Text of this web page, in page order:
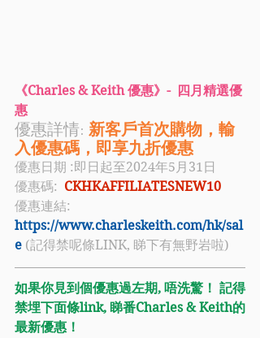
《Charles & Keith 優惠》- 四月精選優
惠
優惠詳情: 新客戶首次購物，輸
入優惠碼，即享九折優惠
優惠日期 :即日起至2024年5月31日
優惠碼: CKHKAFFILIATESNEW10
優惠連結:
https://www.charleskeith.com/hk/sal
e (記得禁呢條LINK, 睇下有無野岩啦)
如果你見到個優惠過左期, 唔洗驚！ 記得
禁埋下面條link, 睇番Charles & Keith的
最新優惠！